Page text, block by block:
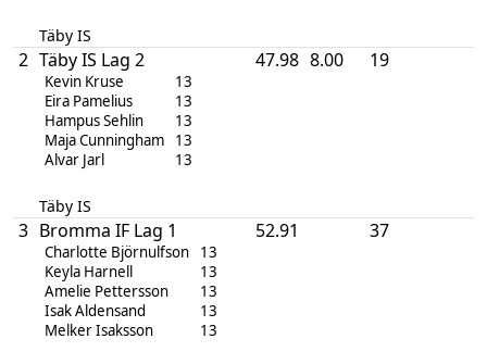
Täby IS
2 Täby IS Lag 2
Kevin Kruse
13
Eira Pamelius
13
Hampus Sehlin
13
Maja Cunningham
13
Alvar Jarl
13
Täby IS
47.98 8.00 19
3 Bromma IF Lag 1
Charlotte Björnulfson
13
Keyla Harnell
13
Amelie Pettersson
13
Isak Aldensand
13
Melker Isaksson
13
52.91 37